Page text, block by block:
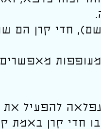
חדי קרן הם
מאפשרים
להפעיל את
חדי קרן באמת